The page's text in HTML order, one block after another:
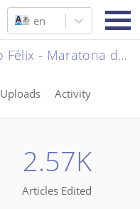
en
Wiki Ocupa Cachoeira e São Félix - Maratona de edição de Wikipédia
Uploads Activity
2.57K
Articles Edited